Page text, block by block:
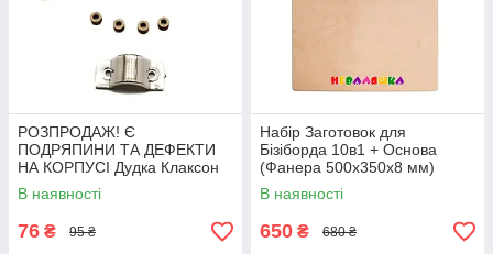
РОЗПРОДАЖ! Є
ПОДРЯПИНИ ТА ДЕФЕКТИ
НА КОРПУСІ Дудка Клаксон
для Велосипедів 14 см Фа-
Фа Пластик + Гума
В наявності
76 ₴ 95 ₴
Набір Заготовок для
Бізіборда 10в1 + Основа
(Фанера 500x350x8 мм)
Базові Деталі, Весь Комплект
- Собери Сам
В наявності
650 ₴ 680 ₴